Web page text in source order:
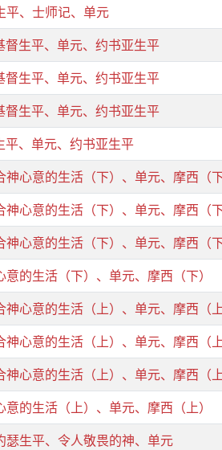
平、士师记、单元
督生平、单元、约书亚生平
督生平、单元、约书亚生平
督生平、单元、约书亚生平
平、单元、约书亚生平
心意的生活（下）、单元、摩西（下
心意的生活（下）、单元、摩西（下
心意的生活（下）、单元、摩西（下
的生活（下）、单元、摩西（下）
心意的生活（上）、单元、摩西（上
心意的生活（上）、单元、摩西（上
心意的生活（上）、单元、摩西（上
的生活（上）、单元、摩西（上）
瑟生平、令人敬畏的神、单元